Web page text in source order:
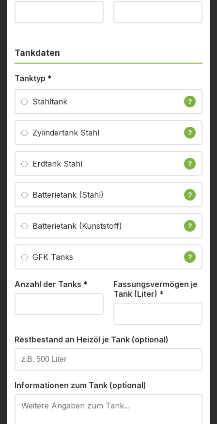
Tankdaten
Tanktyp *
Stahltank ?
Zylindertank Stahl ?
Erdtank Stahl ?
Batterietank (Stahl) ?
Batterietank (Kunststoff) ?
GFK Tanks ?
Anzahl der Tanks *
Fassungsvermögen je
Tank (Liter) *
Restbestand an Heizöl je Tank (optional)
Informationen zum Tank (optional)